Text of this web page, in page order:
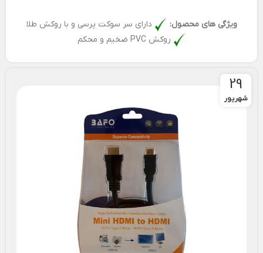
ویژگی های محصول:
دارای سر سوکت پرسی و با روکش طلا
روکش PVC ضخیم و محکم
29
شهریور